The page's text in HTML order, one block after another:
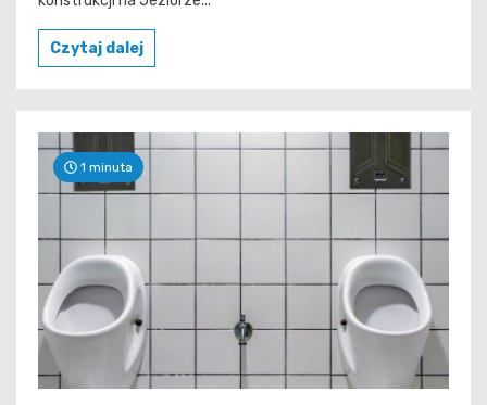
Czytaj dalej
1 minuta